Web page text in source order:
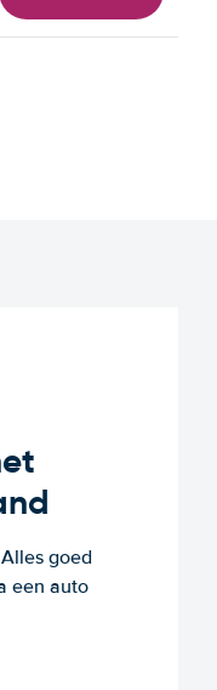
goed
een auto